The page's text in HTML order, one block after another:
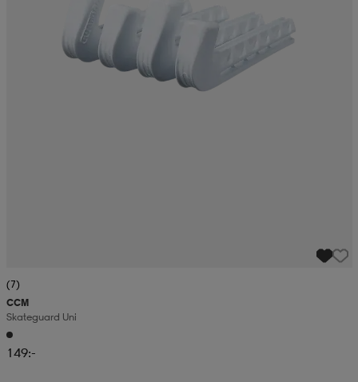
(7)
CCM
Skateguard Uni
149:-